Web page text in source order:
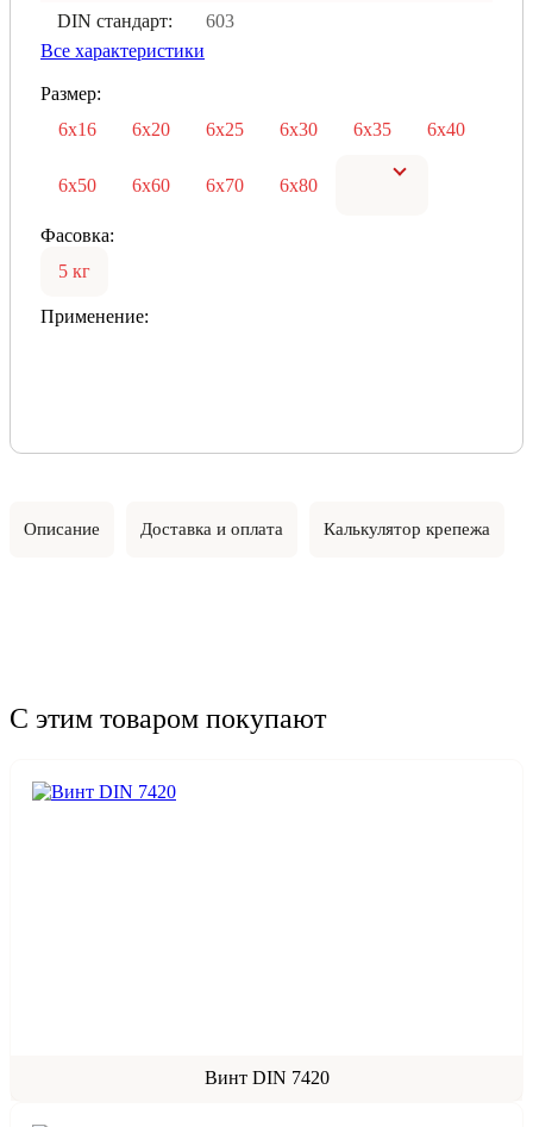
DIN стандарт:
603
Все характеристики
Размер:
6х16
6х20 6х25 6х30 6х35 6х40
6х50 6х60 6х70 6х80
Фасовка:
5 кг
Применение:
Описание Доставка и оплата Калькулятор крепежа
С этим товаром покупают
Винт DIN 7420